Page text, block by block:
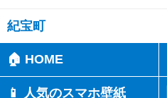
紀宝町
🏠 HOME
📱 人気のスマホ壁紙